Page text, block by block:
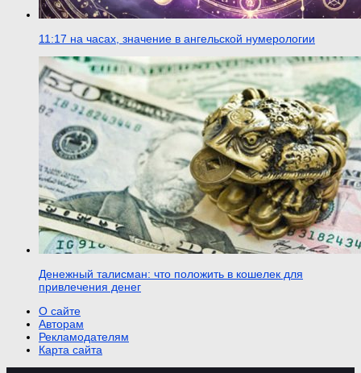
11:17 на часах, значение в ангельской нумерологии
Денежный талисман: что положить в кошелек для
привлечения денег
О сайте
Авторам
Рекламодателям
Карта сайта